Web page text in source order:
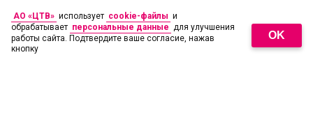
АО «ЦТВ» использует cookie-файлы и
обрабатывает персональные данные для улучшения
работы сайта. Подтвердите ваше согласие, нажав
кнопку
OK